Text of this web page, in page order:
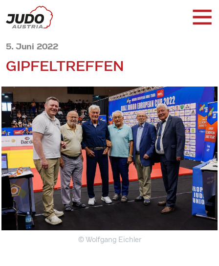
5. Juni 2022
GIPFELTREFFEN
© Wolfgang Eichler